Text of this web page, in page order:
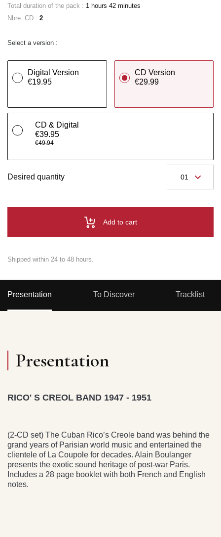
Total duration of the pack : 1 hours 42 minutes
Nbre. CD : 2
Select a version :
Digital Version
€19.95
CD Version
€29.99
CD & Digital
€39.95
€49.94
Desired quantity
Add to cart
Shipped within 24 to 48 hours.
Presentation To Discover Tracklist
Presentation
RICO' S CREOL BAND 1947 - 1951
(2-CD set) The Cuban Rico’s Creole band was behind the
grand years of Parisian world music and entertained the
clientele of La Coupole for decades. Alain Boulanger
presents the exotic sound heritage of post-war Paris.
Includes a 28 page booklet with both French and English
notes.